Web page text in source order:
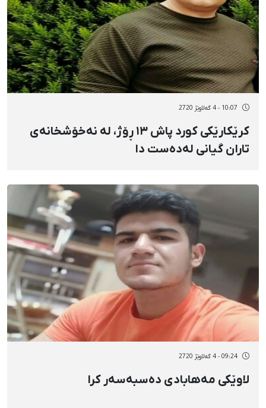
10:07 - 4 گەلاوێژ 2720
کرێکارێکی کورد پاش ١٣ ڕۆژ، لە نەخۆشخانەی
تاران گیانی لەدەست دا
09:24 - 4 گەلاوێژ 2720
لاوێکی مەهابادی دەسبەسەر کرا